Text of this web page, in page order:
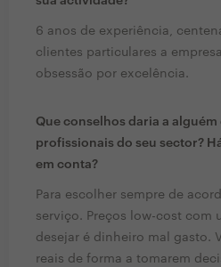
6 anos de experiência,
clientes particulares a
obsessão por excelência.
Que conselhos daria a
profissionais do seu sector?
em conta?
Para escolher sempre de
serviço. Preços low-cost com
desejar é dinheiro mal gasto.
reais de forma a tomarem